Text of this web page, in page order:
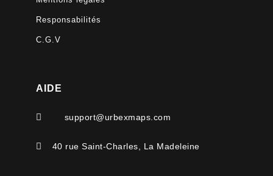
Responsabilités
C.G.V
AIDE
 support@urbexmaps.com
 40 rue Saint-Charles, La Madeleine